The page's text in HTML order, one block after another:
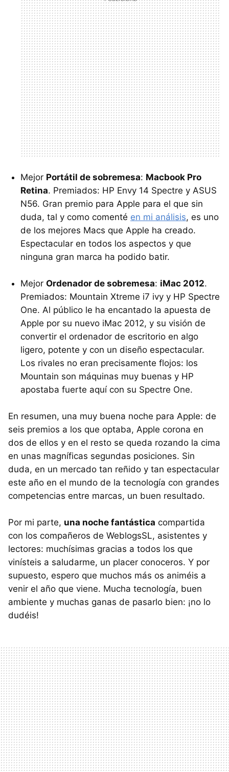
Mejor Portátil de sobremesa: Macbook Pro
Retina. Premiados: HP Envy 14 Spectre y ASUS
N56. Gran premio para Apple para el que sin
duda, tal y como comenté en mi análisis, es uno
de los mejores Macs que Apple ha creado.
Espectacular en todos los aspectos y que
ninguna gran marca ha podido batir.
Mejor Ordenador de sobremesa: iMac 2012.
Premiados: Mountain Xtreme i7 ivy y HP Spectre
One. Al público le ha encantado la apuesta de
Apple por su nuevo iMac 2012, y su visión de
convertir el ordenador de escritorio en algo
ligero, potente y con un diseño espectacular.
Los rivales no eran precisamente flojos: los
Mountain son máquinas muy buenas y HP
apostaba fuerte aquí con su Spectre One.
En resumen, una muy buena noche para Apple: de
seis premios a los que optaba, Apple corona en
dos de ellos y en el resto se queda rozando la cima
en unas magníficas segundas posiciones. Sin
duda, en un mercado tan reñido y tan espectacular
este año en el mundo de la tecnología con grandes
competencias entre marcas, un buen resultado.
Por mi parte, una noche fantástica compartida
con los compañeros de WeblogsSL, asistentes y
lectores: muchísimas gracias a todos los que
vinísteis a saludarme, un placer conoceros. Y por
supuesto, espero que muchos más os animéis a
venir el año que viene. Mucha tecnología, buen
ambiente y muchas ganas de pasarlo bien: ¡no lo
dudéis!